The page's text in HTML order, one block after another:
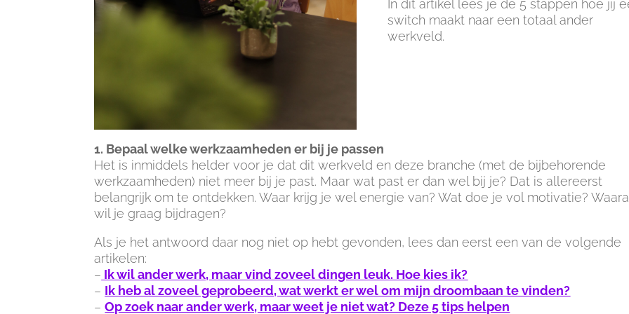
In dit artikel lees je de 5 stappen hoe jij
switch maakt naar een totaal ander
werkveld.
1. Bepaal welke werkzaamheden er bij je passen
Het is inmiddels helder voor je dat dit werkveld en deze branche (met de bijbehorende
werkzaamheden) niet meer bij je past. Maar wat past er dan wel bij je? Dat is allereerst
belangrijk om te ontdekken. Waar krijg je wel energie van? Wat doe je vol motivatie?
wil je graag bijdragen?
Als je het antwoord daar nog niet op hebt gevonden, lees dan eerst een van de volgende
artikelen:
– Ik wil ander werk, maar vind zoveel dingen leuk. Hoe kies ik?
– Ik heb al zoveel geprobeerd, wat werkt er wel om mijn droombaan te vinden?
–Op zoek naar ander werk, maar weet je niet wat? Deze 5 tips helpen